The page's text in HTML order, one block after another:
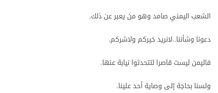
الشعب اليمني صامدوهو من يعبرعنذلك.
دعونا وشأننا..لانريدخيركم ولاشركم.
فاليمن ليست قاصرا لتتحدثوا نيابةعنها.
ولسنا بحاجة إلى وصايةأحدعلينا.